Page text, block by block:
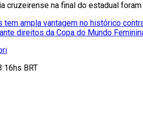
cruzeirense na final do estadual
tem ampla vantagem no histórico
direitos da Copa do Mundo
BRT